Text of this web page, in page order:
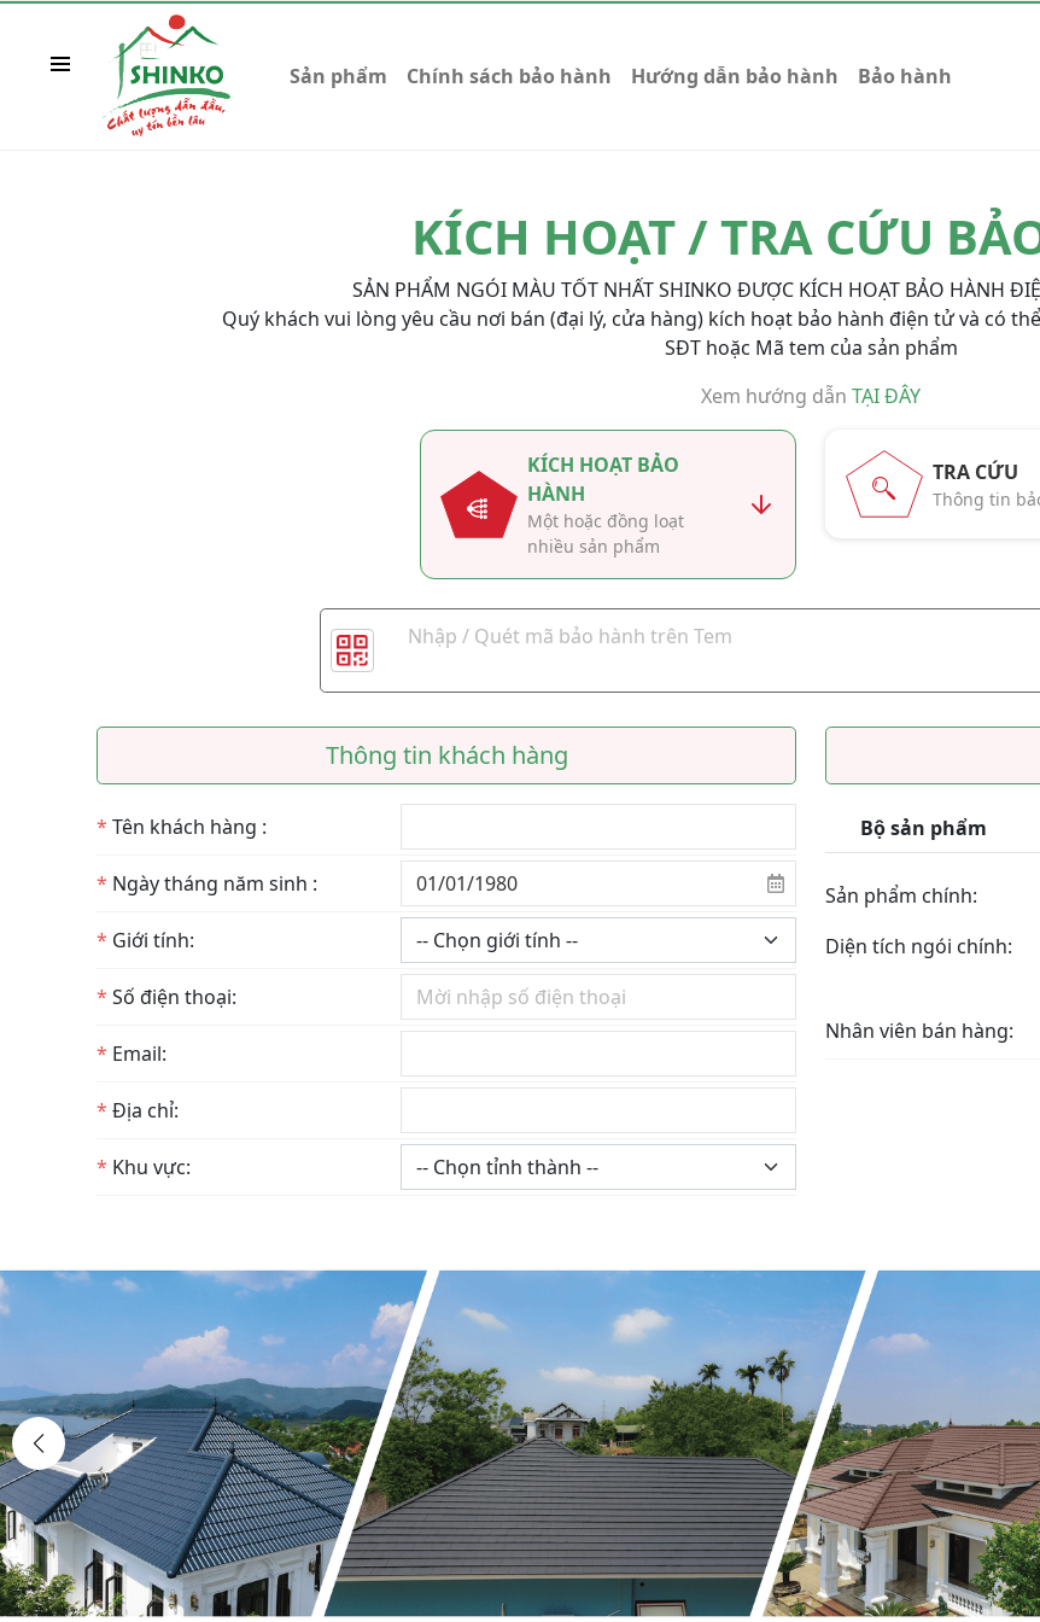
Sản phẩm Chính sách bảo hành Hướng dẫn bảo hành Bảo hành
KÍCH HOẠT / TRA CỨU
SẢN PHẨM NGÓI MÀU TỐT NHẤT SHINKO ĐƯỢC KÍCH HOẠT BẢO HÀNH
Quý khách vui lòng yêu cầu nơi bán (đại lý, cửa hàng) kích hoạt bảo hành điện tử và có
SĐT hoặc Mã tem của sản phẩm
Xem hướng dẫn TẠI ĐÂY
KÍCH HOẠT BẢO
HÀNH
Một hoặc đồng loạt
nhiều sản phẩm
TRA CỨU
Thông tin
Thông tin khách hàng
* Tên khách hàng :
* Ngày tháng năm sinh :
* Giới tính:
* Số điện thoại:
* Email:
* Địa chỉ:
* Khu vực:
Bộ sản phẩm
Sản phẩm chính:
Diện tích ngói chính:
Nhân viên bán hàng: